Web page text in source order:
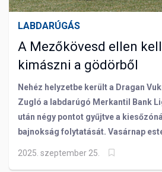
LABDARÚGÁS
A Mezőkövesd ellen
kimászni a gödörből
Nehéz helyzetbe került a Dragan
Zugló a labdarúgó Merkantil Bank
után négy pontot gyűjtve a
bajnokság folytatását. Vasárnap
2025. szeptember 25.